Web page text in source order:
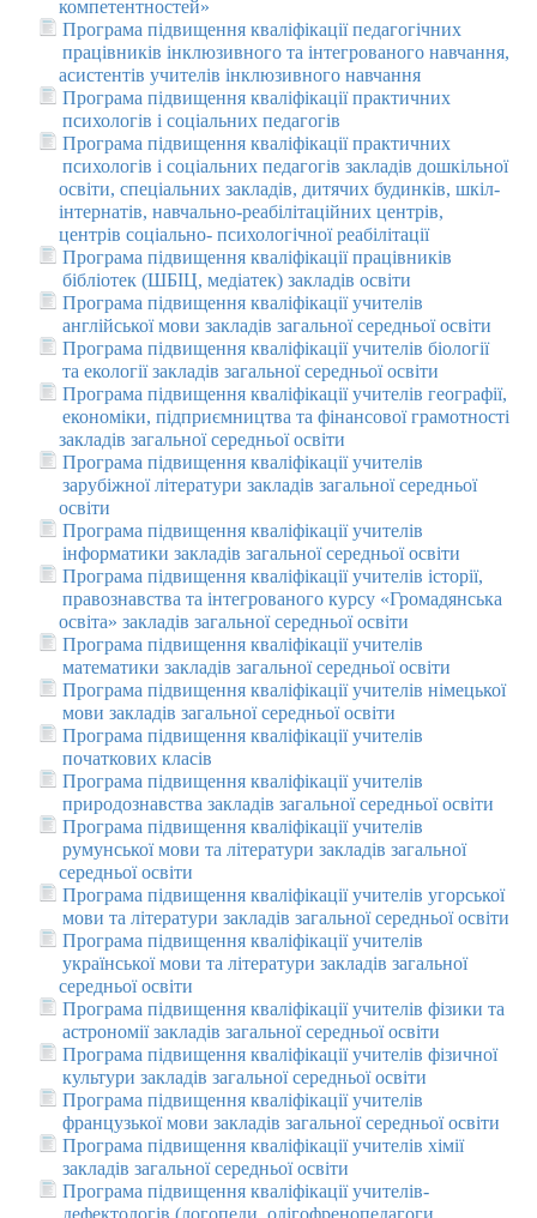
компетентностей»
Програма підвищення кваліфікації педагогічних
працівників інклюзивного та інтегрованого навчання,
асистентів учителів інклюзивного навчання
Програма підвищення кваліфікації практичних
психологів і соціальних педагогів
Програма підвищення кваліфікації практичних
психологів і соціальних педагогів закладів дошкільної
освіти, спеціальних закладів, дитячих будинків, шкіл-
інтернатів, навчально-реабілітаційних центрів,
центрів соціально- психологічної реабілітації
Програма підвищення кваліфікації працівників
бібліотек (ШБІЦ, медіатек) закладів освіти
Програма підвищення кваліфікації учителів
англійської мови закладів загальної середньої освіти
Програма підвищення кваліфікації учителів біології
та екології закладів загальної середньої освіти
Програма підвищення кваліфікації учителів географії,
економіки, підприємництва та фінансової грамотності
закладів загальної середньої освіти
Програма підвищення кваліфікації учителів
зарубіжної літератури закладів загальної середньої
освіти
Програма підвищення кваліфікації учителів
інформатики закладів загальної середньої освіти
Програма підвищення кваліфікації учителів історії,
правознавства та інтегрованого курсу «Громадянська
освіта» закладів загальної середньої освіти
Програма підвищення кваліфікації учителів
математики закладів загальної середньої освіти
Програма підвищення кваліфікації учителів німецької
мови закладів загальної середньої освіти
Програма підвищення кваліфікації учителів
початкових класів
Програма підвищення кваліфікації учителів
природознавства закладів загальної середньої освіти
Програма підвищення кваліфікації учителів
румунської мови та літератури закладів загальної
середньої освіти
Програма підвищення кваліфікації учителів угорської
мови та літератури закладів загальної середньої освіти
Програма підвищення кваліфікації учителів
української мови та літератури закладів загальної
середньої освіти
Програма підвищення кваліфікації учителів фізики та
астрономії закладів загальної середньої освіти
Програма підвищення кваліфікації учителів фізичної
культури закладів загальної середньої освіти
Програма підвищення кваліфікації учителів
французької мови закладів загальної середньої освіти
Програма підвищення кваліфікації учителів хімії
закладів загальної середньої освіти
Програма підвищення кваліфікації учителів-
дефектологів (логопеди, олігофренопедагоги,